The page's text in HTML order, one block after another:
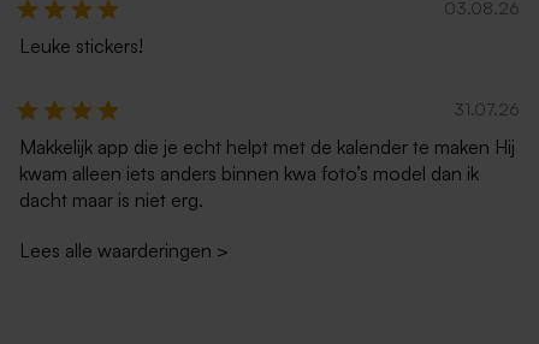
Langwerpige dubbele
staande kaart eigen ontwerp
in mat papier
Dubbele staande kaart mat
papier eigen ontwerp
03.08.26
Leuke stickers!
31.07.26
Makkelijk app die je echt helpt met de kalender te maken Hij
kwam alleen iets anders binnen kwa foto’s model dan ik
dacht maar is niet erg.
Lees alle waarderingen >